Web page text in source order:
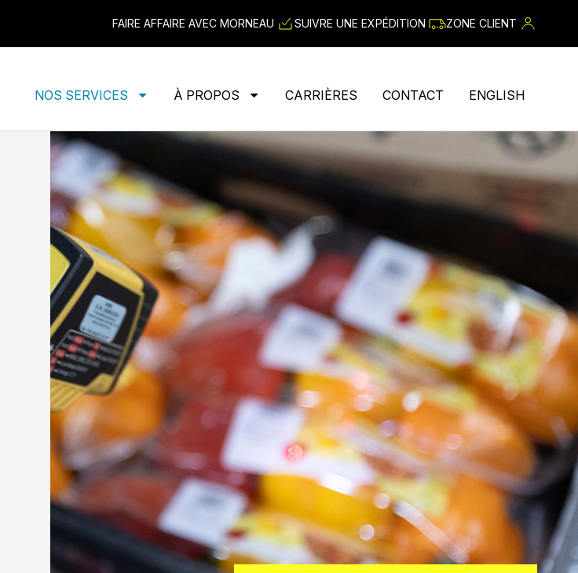
FAIRE AFFAIRE AVEC MORNEAU SUIVRE UNE EXPÉDITION ZONE CLIENT
NOS SERVICES À PROPOS CARRIÈRES CONTACT ENGLISH